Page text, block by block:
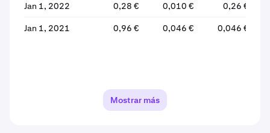
Jan 1, 2022 0,28 € 0,010 € 0,26 €
Jan 1, 2021 0,96 € 0,046 € 0,046 €
Mostrar más